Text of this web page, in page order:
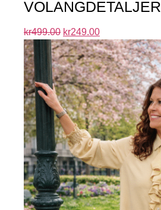
VOLANGDETALJER
kr499.00 kr249.00